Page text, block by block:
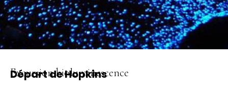
Excursion bioluminescence
Départ de Hopkins